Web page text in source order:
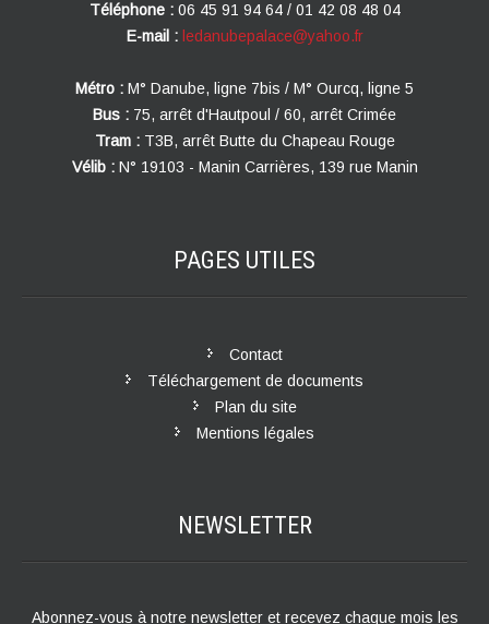
Téléphone : 06 45 91 94 64 / 01 42 08 48 04
E-mail : ledanubepalace@yahoo.fr
Métro : M° Danube, ligne 7bis / M° Ourcq, ligne 5
Bus : 75, arrêt d'Hautpoul / 60, arrêt Crimée
Tram : T3B, arrêt Butte du Chapeau Rouge
Vélib : N° 19103 - Manin Carrières, 139 rue Manin
PAGES UTILES
Contact
Téléchargement de documents
Plan du site
Mentions légales
NEWSLETTER
Abonnez-vous à notre newsletter et recevez chaque mois les